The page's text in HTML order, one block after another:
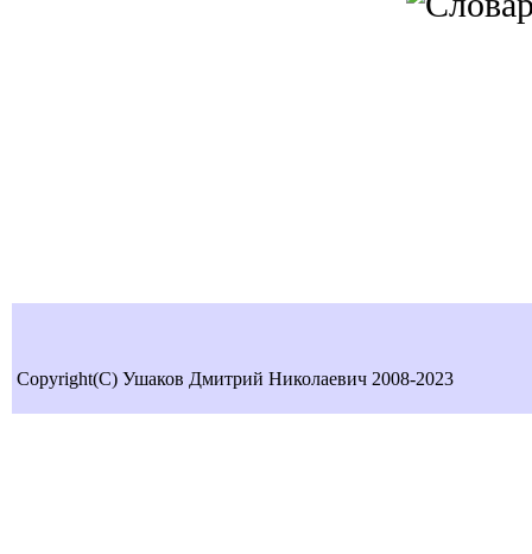
Copyright(C) Ушаков Дмитрий Николаевич 2008-2023